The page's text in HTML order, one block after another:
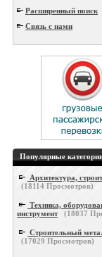
Расширенный поиск
Связь с нами
Популярные
Архитектура,
(18114 Просмотров)
Техника,
инструмент
(18037
Строительный
(17029 Просмотров)